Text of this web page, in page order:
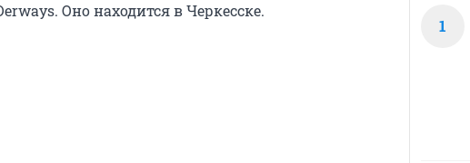
Оно находится в Черкесске.
1